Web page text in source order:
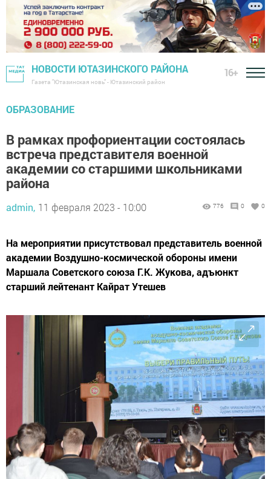
НОВОСТИ ЮТАЗИНСКОГО РАЙОНА
Газета "Ютазинская новь" - Ютазинский район
16+
ОБРАЗОВАНИЕ
В рамках профориентации состоялась
встреча представителя военной
академии со старшими школьниками
района
admin, 11 февраля 2023 - 10:00 776 0 0
На мероприятии присутствовал представитель военной
академии Воздушно-космической обороны имени
Маршала Советского союза Г.К. Жукова, адъюнкт
старший лейтенант Кайрат Утешев